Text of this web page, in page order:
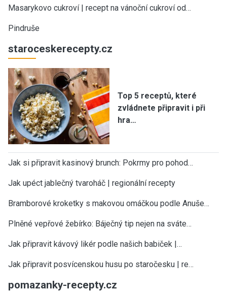
Masarykovo cukroví | recept na vánoční cukroví od…
Pindruše
staroceskerecepty.cz
Top 5 receptů, které
zvládnete připravit i při
hra…
Jak si připravit kasinový brunch: Pokrmy pro pohod…
Jak upéct jablečný tvaroháč | regionální recepty
Bramborové kroketky s makovou omáčkou podle Anuše…
Plněné vepřové žebírko: Báječný tip nejen na sváte…
Jak připravit kávový likér podle našich babiček |…
Jak připravit posvícenskou husu po staročesku | re…
pomazanky-recepty.cz